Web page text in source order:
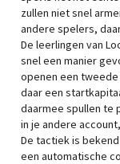
zullen niet snel
andere spelers,
De leerlingen van
snel een manier
openen een
daar een
daarmee spullen te
in je andere
De tactiek is
een automatische